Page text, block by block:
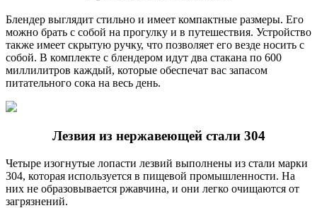
Блендер выглядит стильно и имеет компактные размеры. Его
можно брать с собой на прогулку и в путешествия. Устройство
также имеет скрытую ручку, что позволяет его везде носить с
собой. В комплекте с блендером идут два стакана по 600
миллилитров каждый, которые обеспечат вас запасом
питательного сока на весь день.
Лезвия из нержавеющей стали 304
Четыре изогнутые лопасти лезвий выполнены из стали марки
304, которая используется в пищевой промышленности. На
них не образовывается ржавчина, и они легко очищаются от
загрязнений.